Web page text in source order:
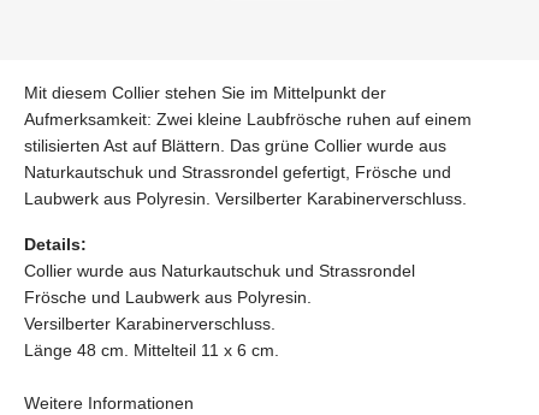
Mit diesem Collier stehen Sie im Mittelpunkt der
Aufmerksamkeit: Zwei kleine Laubfrösche ruhen auf einem
stilisierten Ast auf Blättern. Das grüne Collier wurde aus
Naturkautschuk und Strassrondel gefertigt, Frösche und
Laubwerk aus Polyresin. Versilberter Karabinerverschluss.
Details:
Collier wurde aus Naturkautschuk und Strassrondel
Frösche und Laubwerk aus Polyresin.
Versilberter Karabinerverschluss.
Länge 48 cm. Mittelteil 11 x 6 cm.
Weitere Informationen